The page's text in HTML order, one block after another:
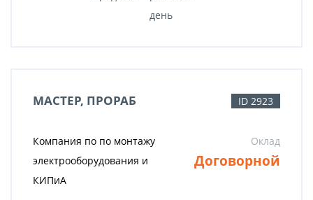
день
МАСТЕР, ПРОРАБ ID 2923
Компания по по монтажу
электрооборудования и
КИПиА
Оклад
Договорной